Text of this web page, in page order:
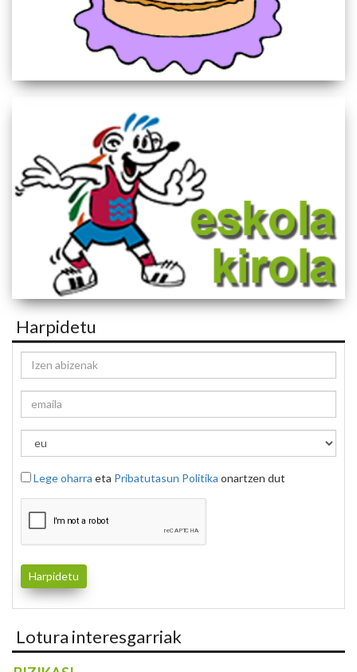
Harpidetu
Lege oharra eta Pribatutasun Politika onartzen dut
Lotura interesgarriak